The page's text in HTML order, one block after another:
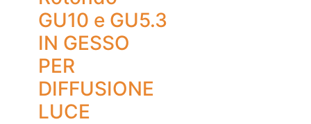
GU10 e GU5.3
IN GESSO
PER
DIFFUSIONE
LUCE